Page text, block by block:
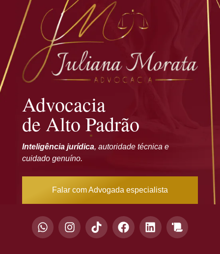
Advocacia
de Alto Padrão
Inteligência jurídica, autoridade técnica e
cuidado genuíno.
Falar com Advogada especialista